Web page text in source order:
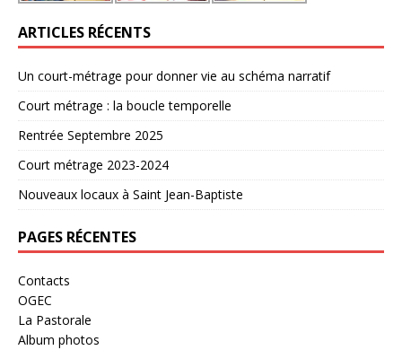
ARTICLES RÉCENTS
Un court-métrage pour donner vie au schéma narratif
Court métrage : la boucle temporelle
Rentrée Septembre 2025
Court métrage 2023-2024
Nouveaux locaux à Saint Jean-Baptiste
PAGES RÉCENTES
Contacts
OGEC
La Pastorale
Album photos